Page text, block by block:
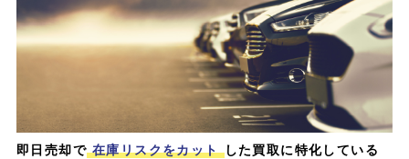
即日売却で 在庫リスクをカット した買取に特化している